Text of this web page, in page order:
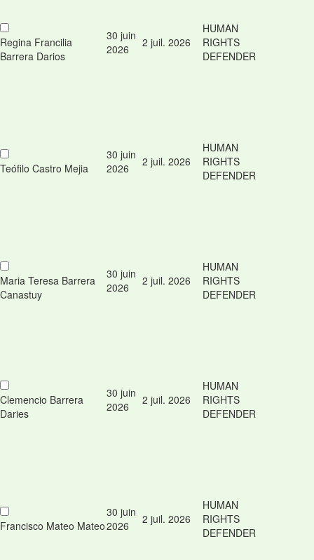
Regina Francilia
Barrera Darios
30 juin
2026
2 juil. 2026
HUMAN
RIGHTS
DEFENDER
Teófilo Castro Mejia
30 juin
2026
2 juil. 2026
HUMAN
RIGHTS
DEFENDER
Maria Teresa Barrera
Canastuy
30 juin
2026
2 juil. 2026
HUMAN
RIGHTS
DEFENDER
Clemencio Barrera
Daries
30 juin
2026
2 juil. 2026
HUMAN
RIGHTS
DEFENDER
Francisco Mateo Mateo
30 juin
2026
2 juil. 2026
HUMAN
RIGHTS
DEFENDER